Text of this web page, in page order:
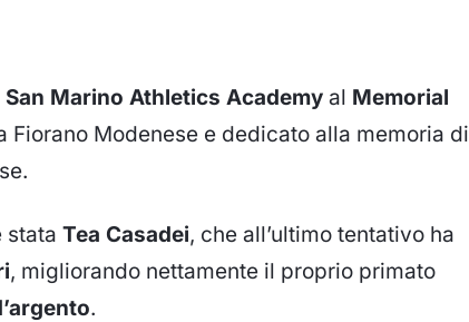
San Marino Athletics Academy al Memorial
Fiorano Modenese e dedicato alla memoria di
stata Tea Casadei, che all’ultimo tentativo ha
, migliorando nettamente il proprio primato
.